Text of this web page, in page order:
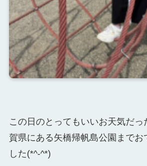
この日のとってもいいお天気だっ
賀県にある矢橋帰帆島公園までお
した(*^-^*)